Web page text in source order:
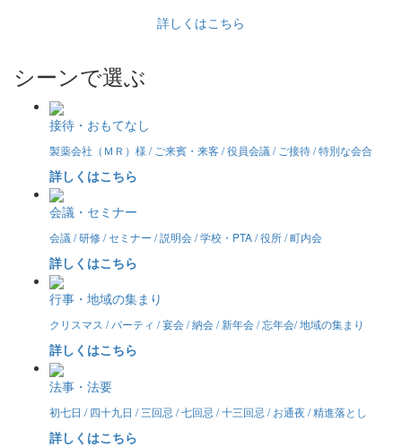
詳しくはこちら
シーンで選ぶ
接待・おもてなし
製薬会社（ＭＲ）様 / ご来賓・来客 / 役員会議 / ご接待 / 特別な会合
詳しくはこちら
会議・セミナー
会議 / 研修 / セミナー / 説明会 / 学校・PTA / 役所 / 町内会
詳しくはこちら
行事・地域の集まり
クリスマス / パーティ / 宴会 / 納会 / 新年会 / 忘年会/ 地域の集まり
詳しくはこちら
法事・法要
初七日 / 四十九日 / 三回忌 / 七回忌 / 十三回忌 / お通夜 / 精進落とし
詳しくはこちら